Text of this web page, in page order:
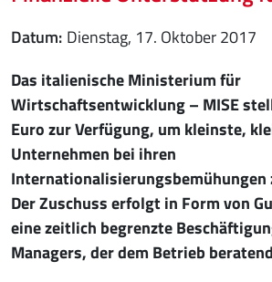
Datum Dienstag, 17. Oktober 2017
Das italienische Ministerium für
Wirtschaftsentwicklung – MISE
Euro zur Verfügung, um kleinste,
Unternehmen bei ihren
Der Zuschuss erfolgt in Form von
eine zeitlich begrenzte
Managers, der dem Betrieb